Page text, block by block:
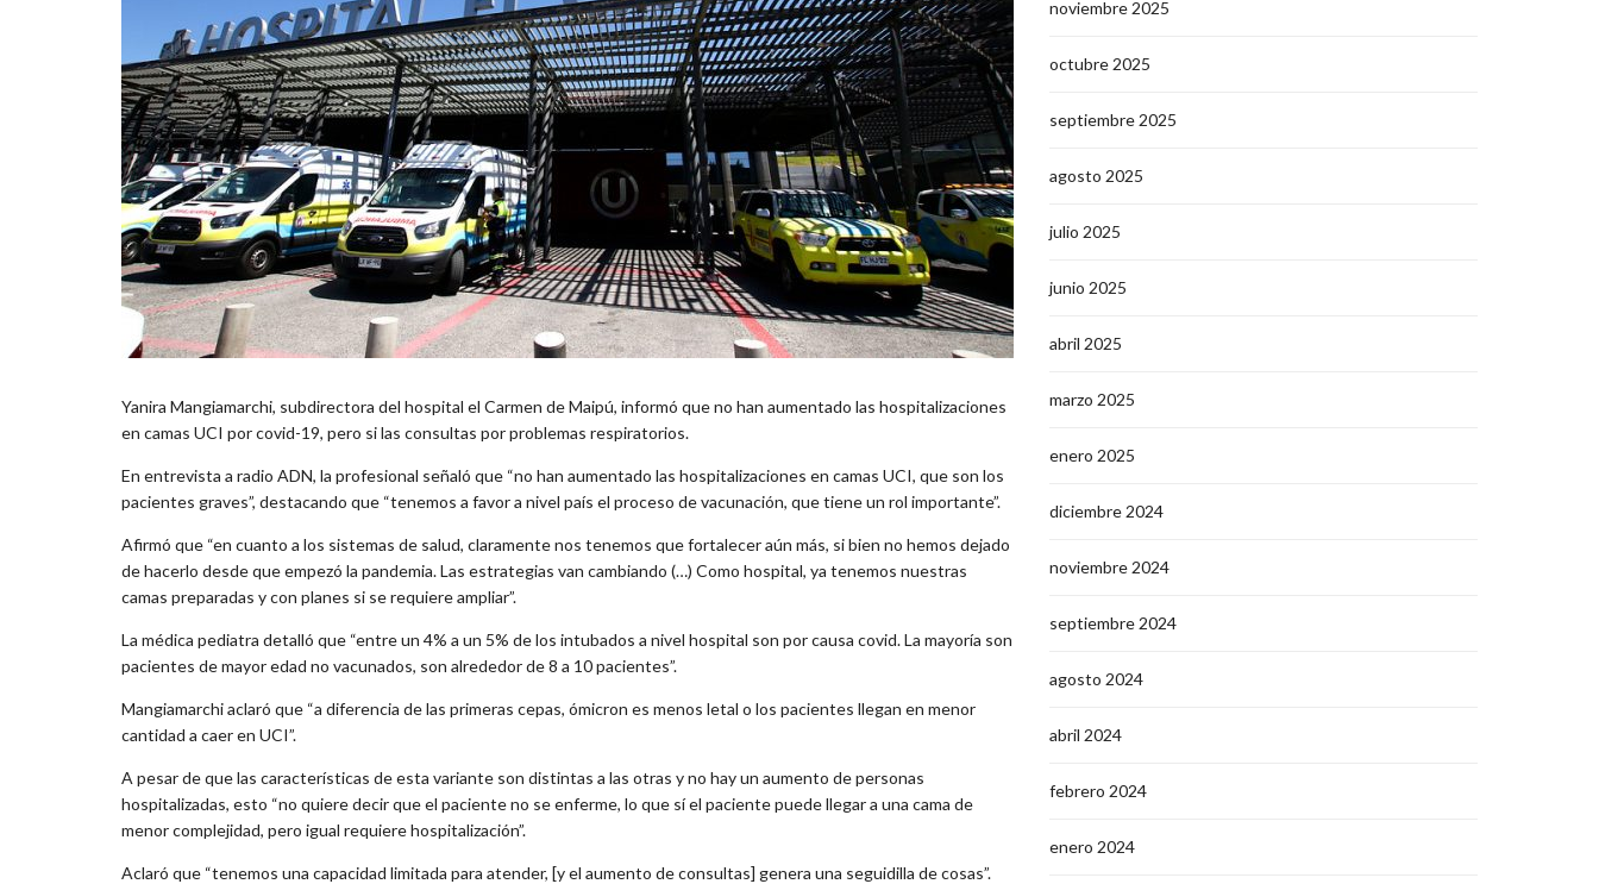
Yanira Mangiamarchi, subdirectora del hospital el Carmen de Maipú, informó que no han aumentado las hospitalizaciones
en camas UCI por covid-19, pero si las consultas por problemas respiratorios.
En entrevista a radio ADN, la profesional señaló que “no han aumentado las hospitalizaciones en camas UCI, que son los
pacientes graves”, destacando que “tenemos a favor a nivel país el proceso de vacunación, que tiene un rol importante”.
Afirmó que “en cuanto a los sistemas de salud, claramente nos tenemos que fortalecer aún más, si bien no hemos dejado
de hacerlo desde que empezó la pandemia. Las estrategias van cambiando (…) Como hospital, ya tenemos nuestras
camas preparadas y con planes si se requiere ampliar”.
La médica pediatra detalló que “entre un 4% a un 5% de los intubados a nivel hospital son por causa covid. La mayoría son
pacientes de mayor edad no vacunados, son alrededor de 8 a 10 pacientes”.
Mangiamarchi aclaró que “a diferencia de las primeras cepas, ómicron es menos letal o los pacientes llegan en menor
cantidad a caer en UCI”.
A pesar de que las características de esta variante son distintas a las otras y no hay un aumento de personas
hospitalizadas, esto “no quiere decir que el paciente no se enferme, lo que sí el paciente puede llegar a una cama de
menor complejidad, pero igual requiere hospitalización”.
Aclaró que “tenemos una capacidad limitada para atender, [y el aumento de consultas] genera una seguidilla de cosas”.
noviembre 2025
octubre 2025
septiembre 2025
agosto 2025
julio 2025
junio 2025
abril 2025
marzo 2025
enero 2025
diciembre 2024
noviembre 2024
septiembre 2024
agosto 2024
abril 2024
febrero 2024
enero 2024